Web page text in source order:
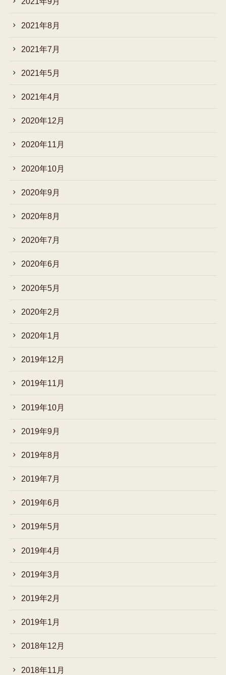
2021年8月
2021年7月
2021年5月
2021年4月
2020年12月
2020年11月
2020年10月
2020年9月
2020年8月
2020年7月
2020年6月
2020年5月
2020年2月
2020年1月
2019年12月
2019年11月
2019年10月
2019年9月
2019年8月
2019年7月
2019年6月
2019年5月
2019年4月
2019年3月
2019年2月
2019年1月
2018年12月
2018年11月